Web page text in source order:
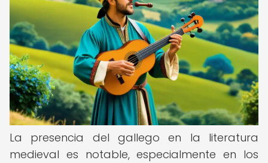
La presencia del gallego en la literatura
medieval es notable, especialmente en los